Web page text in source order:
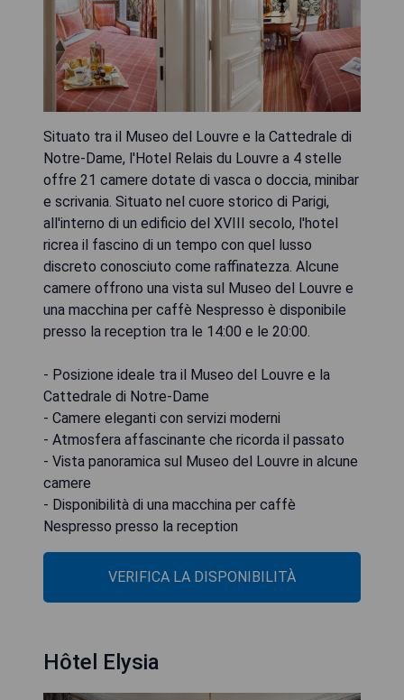
Situato tra il Museo del Louvre e la Cattedrale di
Notre-Dame, l'Hotel Relais du Louvre a 4 stelle
offre 21 camere dotate di vasca o doccia, minibar
e scrivania. Situato nel cuore storico di Parigi,
all'interno di un edificio del XVIII secolo, l'hotel
ricrea il fascino di un tempo con quel lusso
discreto conosciuto come raffinatezza. Alcune
camere offrono una vista sul Museo del Louvre e
una macchina per caffè Nespresso è disponibile
presso la reception tra le 14:00 e le 20:00.
- Posizione ideale tra il Museo del Louvre e la
Cattedrale di Notre-Dame
- Camere eleganti con servizi moderni
- Atmosfera affascinante che ricorda il passato
- Vista panoramica sul Museo del Louvre in alcune
camere
- Disponibilità di una macchina per caffè
Nespresso presso la reception
VERIFICA LA DISPONIBILITÀ
Hôtel Elysia